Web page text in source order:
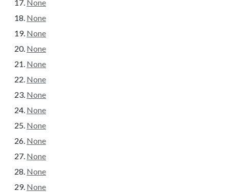
None
None
None
None
None
None
None
None
None
None
None
None
None